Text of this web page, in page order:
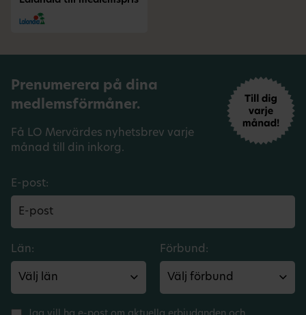
Prenumerera på dina
medlemsförmåner.
Få LO Mervärdes nyhetsbrev varje
månad till din inkorg.
E-post:
Län: Förbund: